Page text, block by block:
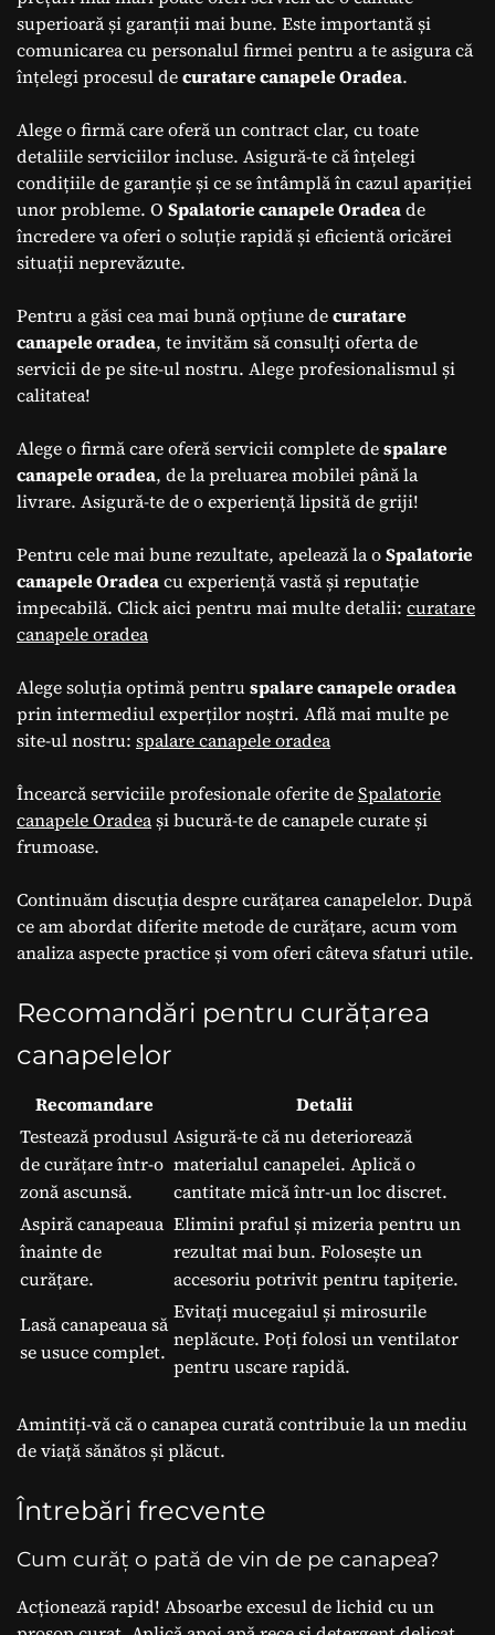
superioară și garanții mai bune. Este importantă și
comunicarea cu personalul firmei pentru a te asigura că
înțelegi procesul decuratare canapele Oradea.
Alege o firmă care oferă un contract clar, cu toate
detaliile serviciilor incluse. Asigură-te că înțelegi
condițiile de garanție și ce se întâmplă în cazul apariției
unor probleme. O Spalatorie canapele Oradeade
încredere va oferi o soluție rapidă și eficientă oricărei
situații neprevăzute.
Pentru a găsi cea mai bună opțiune decuratare
canapele oradea, te invităm să consulți oferta de
servicii de pe site-ul nostru. Alege profesionalismul și
calitatea!
Alege o firmă care oferă servicii complete despalare
canapele oradea, de la preluarea mobilei până la
livrare. Asigură-te de o experiență lipsită de griji!
Pentru cele mai bune rezultate, apelează la oSpalatorie
canapele Oradeacu experiență vastă și reputație
impecabilă. Click aici pentru mai multe detalii: curatare
canapele oradea
Alege soluția optimă pentruspalare canapele oradea
prin intermediul experților noștri. Află mai multe pe
site-ul nostru: spalare canapele oradea
Încearcă serviciile profesionale oferite deSpalatorie
canapele Oradeași bucură-te de canapele curate și
frumoase.
Continuăm discuția despre curățarea canapelelor. După
ce am abordat diferite metode de curățare, acum vom
analiza aspecte practice și vom oferi câteva sfaturi utile.
Recomandări pentru curățarea
canapelelor
Recomandare
Detalii
Testează produsul
de curățare într-o
zonă ascunsă.
Asigură-te că nu deteriorează
materialul canapelei. Aplică o
cantitate mică într-un loc discret.
Aspiră canapeaua
înainte de
curățare.
Elimini praful și mizeria pentru un
rezultat mai bun. Folosește un
accesoriu potrivit pentru tapițerie.
Lasă canapeaua să
se usuce complet.
Evitați mucegaiul și mirosurile
neplăcute. Poți folosi un ventilator
pentru uscare rapidă.
Amintiți-vă că o canapea curată contribuie la un mediu
de viață sănătos și plăcut.
Întrebări frecvente
Cum curăț o pată de vin de pe canapea?
Acționează rapid! Absoarbe excesul de lichid cu un